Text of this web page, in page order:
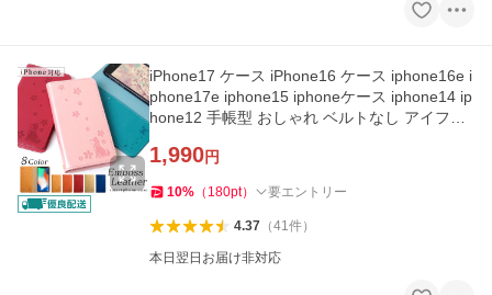
iPhone17 ケース iPhone16 ケース iphone16e i
phone17e iphone15 iphoneケース iphone14 ip
hone12 手帳型 おしゃれ ベルトなし アイフォ
1,990円
10% （ 180pt） 要エントリー
4.37（41件）
本日翌日お届け非対応